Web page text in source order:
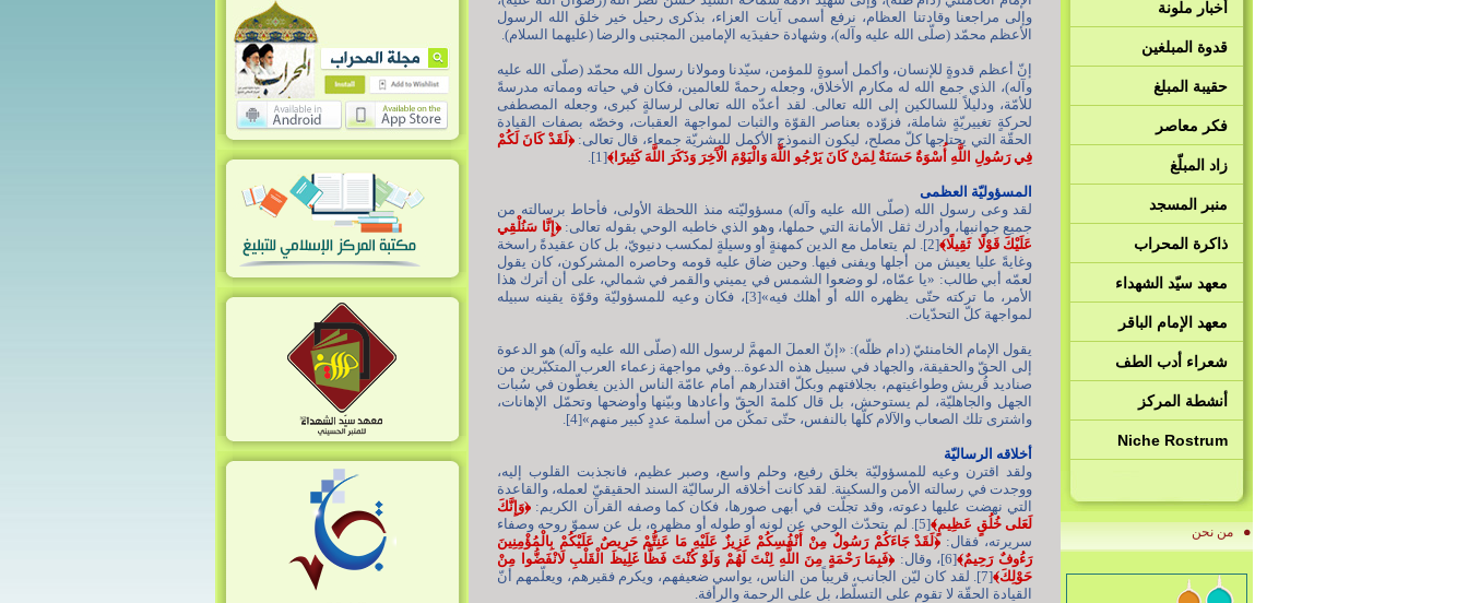
أخبار ملونة
قدوة المبلغين
حقيبة المبلغ
فكر معاصر
زاد المبلّغ
منبر المسجد
ذاكرة المحراب
معهد سيّد الشهداء
معهد الإمام الباقر
شعراء أدب الطف
أنشطة المركز
Niche Rostrum
من نحن
وإلى مراجعنا وقادتنا العظام، نرفع أسمى آيات العزاء، بذكرى رحيل خير خلق الله الرسول
الأعظم محمّد (صلّى الله عليه وآله)، وشهادة حفيدَيه الإمامين المجتبى والرضا (عليهما السلام).
إنّ أعظم قدوةٍ للإنسان، وأكمل أسوةٍ للمؤمن، سيّدنا ومولانا رسول الله محمّد (صلّى الله عليه
وآله)، الذي جمع الله له مكارم الأخلاق، وجعله رحمةً للعالمين، فكان في حياته ومماته مدرسةً
للأمّة، ودليلاً للسالكين إلى الله تعالى. لقد أعدّه الله تعالى لرسالةٍ كبرى، وجعله المصطفى
لحركةٍ تغييريّةٍ شاملة، فزوّده بعناصر القوّة والثبات لمواجهة العقبات، وخصّه بصفات القيادة
الحقّة التي يحتاجها كلّ مصلح، ليكون النموذج الأكمل للبشريّة جمعاء، قال تعالى:﴿لَقَدْ كَانَ لَكُمْ
فِي رَسُولِ اللَّهِ أُسْوَةٌ حَسَنَةٌ لِمَنْ كَانَ يَرْجُو اللَّهَ وَالْيَوْمَ الْآَخِرَ وَذَكَرَ اللَّهَ كَثِيرًا﴾[1].
المسؤوليّة العظمى
لقد وعى رسول الله (صلّى الله عليه وآله) مسؤوليّته منذ اللحظة الأولى، فأحاط برسالته من
جميع جوانبها، وأدرك ثقل الأمانة التي حملها، وهو الذي خاطبه الوحي بقوله تعالى:﴿ إِنَّا سَنُلْقِي
عَلَيْكَ قَوْلًا ثَقِيلًا﴾
[2]. لم يتعامل مع الدين كمهنةٍ أو وسيلةٍ لمكسب دنيويّ، بل كان عقيدةً راسخة
وغايةً عليا يعيش من أجلها ويفنى فيها. وحين ضاق عليه قومه وحاصره المشركون، كان يقول
لعمّه أبي طالب: «يا عمّاه، لو وضعوا الشمس في يميني والقمر في شمالي، على أن أترك هذا
الأمر، ما تركته حتّى يظهره الله أو أهلك فيه»[3]، فكان وعيه للمسؤوليّة وقوّة يقينه سبيله
لمواجهة كلّ التحدّيات.
يقول الإمام الخامنئيّ (دام ظلّه): «إنّ العملَ المهمَّ لرسول الله (صلّى الله عليه وآله) هو الدعوة
إلى الحقّ والحقيقة، والجهاد في سبيل هذه الدعوة... وفي مواجهة زعماء العرب المتكبّرين من
صناديد قُريش وطواغيتهم، بجلافتهم وبكلّ اقتدارهم أمام عامّة الناس الذين يغطّون في سُبات
الجهل والجاهليّة، لم يستوحش، بل قال كلمةَ الحقّ وأعادها وبيّنها وأوضحها وتحمّل الإهانات،
واشترى تلك الصعاب والآلام كلّها بالنفس، حتّى تمكّن من أسلمة عددٍ كبير منهم»[4].
أخلاقه الرساليّة
ولقد اقترن وعيه للمسؤوليّة بخلق رفيع، وحلم واسع، وصبر عظيم، فانجذبت القلوب إليه،
ووجدت في رسالته الأمن والسكينة. لقد كانت أخلاقه الرساليّة السند الحقيقيّ لعمله، والقاعدة
التي نهضت عليها دعوته، وقد تجلّت في أبهى صورها، فكان كما وصفه القرآن الكريم: ﴿وَإِنَّكَ
لَعَلى خُلُقٍ عَظِيمٍ﴾
[5]. لم يتحدّث الوحي عن لونه أو طوله أو مظهره، بل عن سموّ روحه وصفاء
سريرته، فقال:﴿لَقَدْ جَاءَكُمْ رَسُولٌ مِنْ أَنْفُسِكُمْ عَزِيزٌ عَلَيْهِ مَا عَنِتُّمْ حَرِيصٌ عَلَيْكُمْ بِالْمُؤْمِنِينَ
رَءُوفٌ رَحِيمٌ﴾[6]، وقال: ﴿فَبِمَا رَحْمَةٍ مِنَ اللَّهِ لِنْتَ لَهُمْ وَلَوْ كُنْتَ فَظًّا غَلِيظَ الْقَلْبِ لَانْفَضُّوا مِنْ
حَوْلِكَ﴾
[7]. لقد كان ليّن الجانب، قريباً من الناس، يواسي ضعيفهم، ويكرم فقيرهم، ويعلّمهم أنّ
القيادة الحقّة لا تقوم على التسلّط، بل على الرحمة والرأفة.